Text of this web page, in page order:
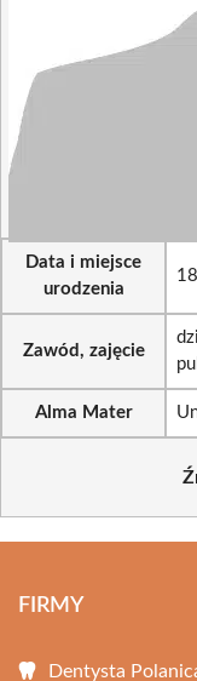
Data i miejsce
urodzenia
Zawód, zajęcie
Alma Mater
FIRMY
Dentysta